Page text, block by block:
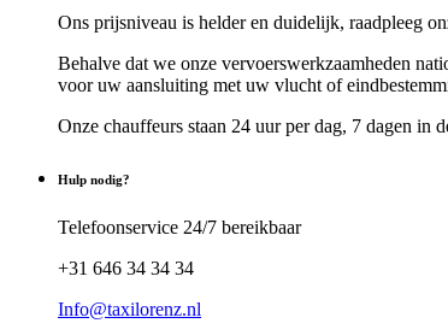
Ons prijsniveau is helder en duidelijk, raadpleeg
Behalve dat we onze vervoerswerkzaamheden
voor uw aansluiting met uw vlucht of
Onze chauffeurs staan 24 uur per dag, 7 dagen in
Hulp nodig?
Telefoonservice 24/7 bereikbaar
+31 646 34 34 34
Info@taxilorenz.nl